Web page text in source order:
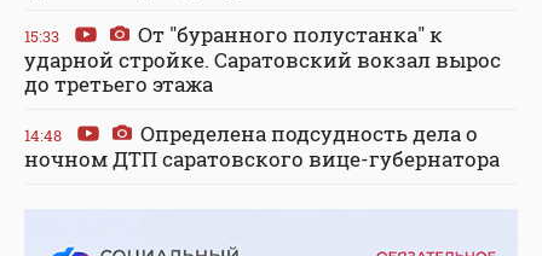
15:33
От "буранного полустанка" к
ударной стройке. Саратовский вокзал вырос
до третьего этажа
14:48
Определена подсудность дела о
ночном ДТП саратовского вице-губернатора